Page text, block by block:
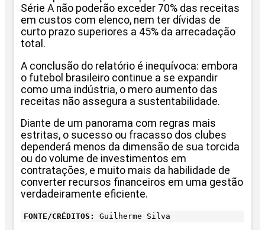
Série A não poderão exceder 70% das receitas
em custos com elenco, nem ter dívidas de
curto prazo superiores a 45% da arrecadação
total.
A conclusão do relatório é inequívoca: embora
o futebol brasileiro continue a se expandir
como uma indústria, o mero aumento das
receitas não assegura a sustentabilidade.
Diante de um panorama com regras mais
estritas, o sucesso ou fracasso dos clubes
dependerá menos da dimensão de sua torcida
ou do volume de investimentos em
contratações, e muito mais da habilidade de
converter recursos financeiros em uma gestão
verdadeiramente eficiente.
FONTE/CRÉDITOS: Guilherme Silva